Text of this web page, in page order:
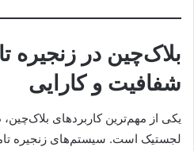
بلاک‌چین در زنجیره
شفافیت و کارایی
یکی از مهم‌ترین کاربردهای
لجستیک است. سیستم‌های زنجیره